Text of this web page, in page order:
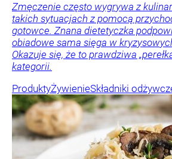
Zmęczenie często wygrywa z
takich sytuacjach z pomocą
gotowce. Znana dietetyczka
obiadowe sama sięga w
Okazuje się, że to prawdziwa
kategorii.
ProduktyŻywienieSkładniki